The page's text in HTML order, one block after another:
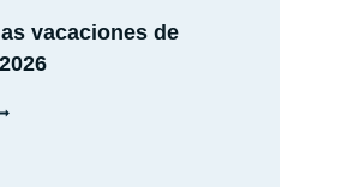
vacaciones de